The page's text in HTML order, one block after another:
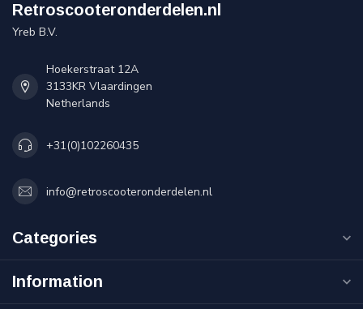
Retroscooteronderdelen.nl
Yreb B.V.
Hoekerstraat 12A
3133KR Vlaardingen
Netherlands
+31(0)102260435
info@retroscooteronderdelen.nl
Categories
Information